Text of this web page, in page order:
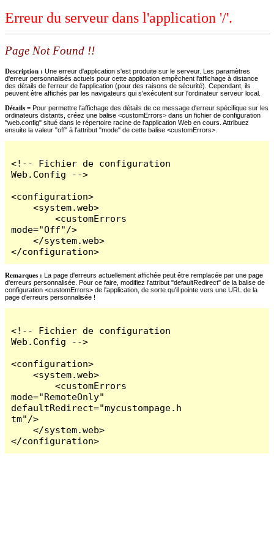
Erreur du serveur dans l'application '/'.
Page Not Found !!
Description : Une erreur d'application s'est produite sur le serveur. Les paramètres
d'erreur personnalisés actuels pour cette application empêchent l'affichage à distance
des détails de l'erreur de l'application (pour des raisons de sécurité). Cependant, ils
peuvent être affichés par les navigateurs qui s'exécutent sur l'ordinateur serveur local.
Détails = Pour permettre l'affichage des détails de ce message d'erreur spécifique sur les
ordinateurs distants, créez une balise <customErrors> dans un fichier de configuration
"web.config" situé dans le répertoire racine de l'application Web en cours. Attribuez
ensuite la valeur "off" à l'attribut "mode" de cette balise <customErrors>.
<!-- Fichier de configuration
Web.Config -->
<configuration>
    <system.web>
        <customErrors
mode="Off"/>
    </system.web>
</configuration>
Remarques : La page d'erreurs actuellement affichée peut être remplacée par une page
d'erreurs personnalisée. Pour ce faire, modifiez l'attribut "defaultRedirect" de la balise de
configuration <customErrors> de l'application, de sorte qu'il pointe vers une URL de la
page d'erreurs personnalisée !
<!-- Fichier de configuration
Web.Config -->
<configuration>
    <system.web>
        <customErrors
mode="RemoteOnly"
defaultRedirect="mycustompage.h
tm"/>
    </system.web>
</configuration>